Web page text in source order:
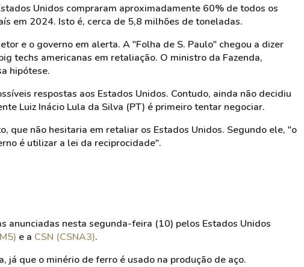
Unidos compraram aproximadamente 60% de todos os
em 2024. Isto é, cerca de 5,8 milhões de toneladas.
e o governo em alerta. A "Folha de S. Paulo" chegou a dizer
techs americanas em retaliação. O ministro da Fazenda,
hipótese.
respostas aos Estados Unidos. Contudo, ainda não decidiu
Luiz Inácio Lula da Silva (PT) é primeiro tentar negociar.
que não hesitaria em retaliar os Estados Unidos. Segundo ele, "o
é utilizar a lei da reciprocidade".
anunciadas nesta segunda-feira (10) pelos Estados Unidos
e a CSN (CSNA3).
já que o minério de ferro é usado na produção de aço.